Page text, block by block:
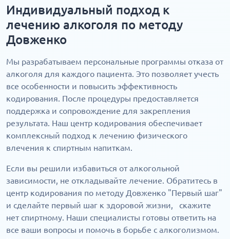
Индивидуальный подход к
лечению алкоголя по методу
Довженко
Мы разрабатываем персональные программы отказа от
алкоголя для каждого пациента. Это позволяет учесть
все особенности и повысить эффективность
кодирования. После процедуры предоставляется
поддержка и сопровождение для закрепления
результата. Наш центр кодирования обеспечивает
комплексный подход к лечению физического
влечения к спиртным напиткам.
Если вы решили избавиться от алкогольной
зависимости, не откладывайте лечение. Обратитесь в
центр кодирования по методу Довженко "Первый шаг"
и сделайте первый шаг к здоровой жизни, скажите
нет спиртному. Наши специалисты готовы ответить на
все ваши вопросы и помочь в борьбе с алкоголизмом.